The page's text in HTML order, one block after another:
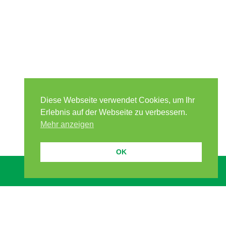
Diese Webseite verwendet Cookies, um Ihr
Erlebnis auf der Webseite zu verbessern.
Mehr anzeigen
OK